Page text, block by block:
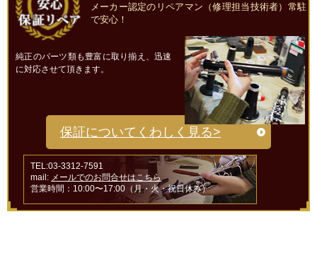
メーカー認定のリペアマン（修理担当技術者）常駐
で安心！
純正のパーツ類も豊富に取り揃え、迅速
に対応させて頂きます。
保証についてくわしく見る>
TEL:03-3312-7591
mail: メールでのお問合せはこちら
営業時間：10:00〜17:00（月・火・祝日休み）